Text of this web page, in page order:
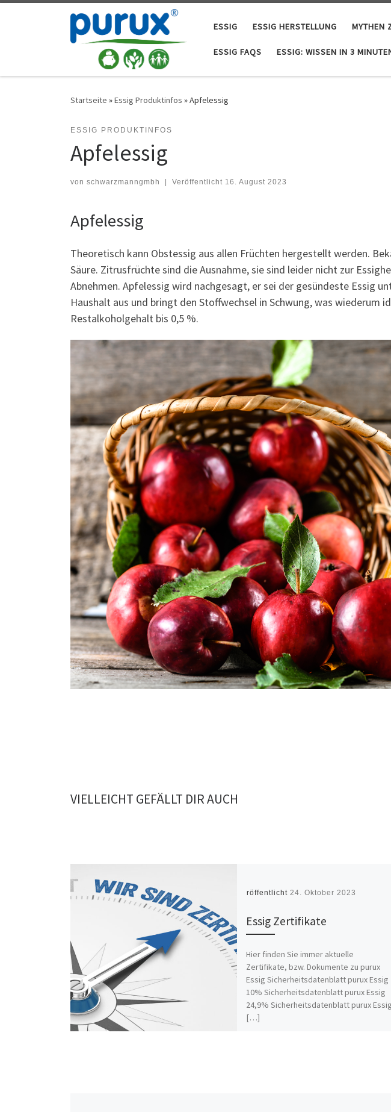
Zum Inhalt springen
ESSIG ESSIG HERSTELLUNG MYTHEN
ESSIG FAQS ESSIG: WISSEN IN 3
Startseite »Essig Produktinfos »Apfelessig
ESSIG PRODUKTINFOS
Apfelessig
von schwarzmanngmbh Veröffentlicht 16. August 2023
Apfelessig
Theoretisch kann Obstessig aus allen Früchten hergestellt werden.
Säure. Zitrusfrüchte sind die Ausnahme, sie sind leider nicht zur
Abnehmen. Apfelessig wird nachgesagt, er sei der gesündeste Essig
Haushalt aus und bringt den Stoffwechsel in Schwung, was wiederum
Restalkoholgehalt bis 0,5 %.
VIELLEICHT GEFÄLLT DIR AUCH
Veröffentlicht 24. Oktober 2023
Essig Zertifikate
Hier finden Sie immer aktuelle
Zertifikate, bzw. Dokumente zu purux
Essig Sicherheitsdatenblatt purux Essig
10% Sicherheitsdatenblatt purux Essig
24,9% Sicherheitsdatenblatt purux Essig
[…]